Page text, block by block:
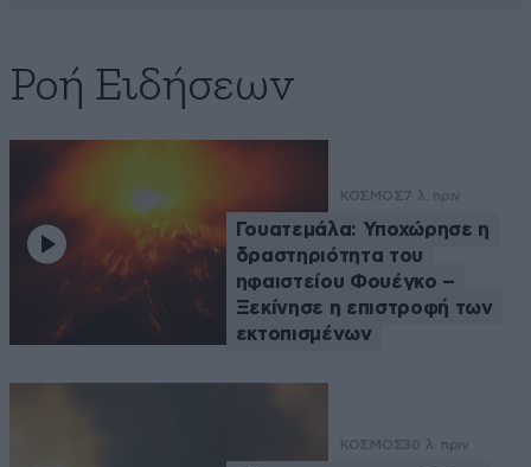
Ροή Ειδήσεων
ΚΟΣΜΟΣ7 λ. πριν
Γουατεμάλα: Υποχώρησε η
δραστηριότητα του
ηφαιστείου Φουέγκο –
Ξεκίνησε η επιστροφή των
εκτοπισμένων
ΚΟΣΜΟΣ30 λ. πριν